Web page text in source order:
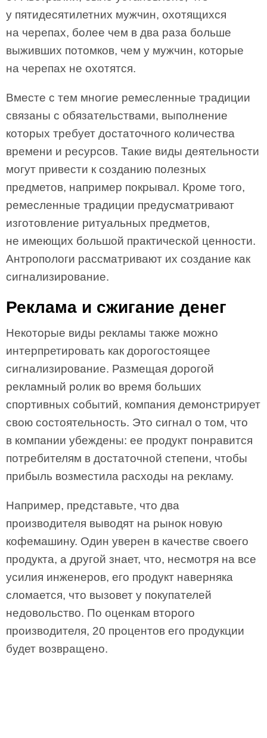
у пятидесятилетних мужчин, охотящихся
на черепах, более чем в два раза больше
выживших потомков, чем у мужчин, которые
на черепах не охотятся.
Вместе с тем многие ремесленные традиции
связаны с обязательствами, выполнение
которых требует достаточного количества
времени и ресурсов. Такие виды деятельности
могут привести к созданию полезных
предметов, например покрывал. Кроме того,
ремесленные традиции предусматривают
изготовление ритуальных предметов,
не имеющих большой практической ценности.
Антропологи рассматривают их создание как
сигнализирование.
Реклама и сжигание денег
Некоторые виды рекламы также можно
интерпретировать как дорогостоящее
сигнализирование. Размещая дорогой
рекламный ролик во время больших
спортивных событий, компания демонстрирует
свою состоятельность. Это сигнал о том, что
в компании убеждены: ее продукт понравится
потребителям в достаточной степени, чтобы
прибыль возместила расходы на рекламу.
Например, представьте, что два
производителя выводят на рынок новую
кофемашину. Один уверен в качестве своего
продукта, а другой знает, что, несмотря на все
усилия инженеров, его продукт наверняка
сломается, что вызовет у покупателей
недовольство. По оценкам второго
производителя, 20 процентов его продукции
будет возвращено.